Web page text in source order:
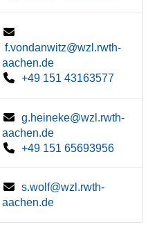
f.vondanwitz@wzl.rwth-
aachen.de
+49 151 43163577
g.heineke@wzl.rwth-
aachen.de
+49 151 65693956
s.wolf@wzl.rwth-
aachen.de